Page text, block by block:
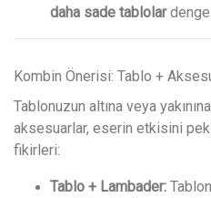
daha sade tablolardenge
Kombin Önerisi: Tablo +
Tablonuzun altına veya
aksesuarlar, eserin etkisini
fikirleri:
Tablo + Lambader: